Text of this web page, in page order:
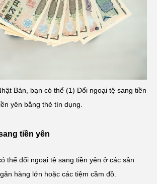
Bản, bạn có thể (1) Đổi ngoại tệ sang tiền
yên bằng thẻ tín dụng.
tiền yên
thể đổi ngoại tệ sang tiền yên ở các sân
hàng lớn hoặc các tiệm cầm đồ.